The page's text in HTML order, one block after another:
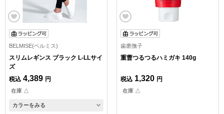
BELMISE(ベルミス)
スリムレギンス ブラック L-LLサイ
ズ
税込 4,389 円
在庫 △
カラーをみる
歯磨撫子
重曹つるつるハミガキ 140g
税込 1,320 円
在庫 △